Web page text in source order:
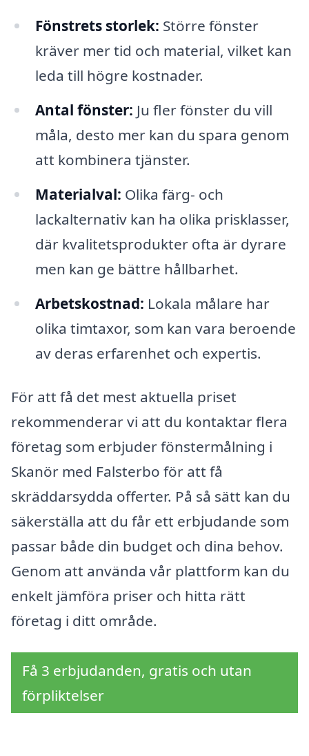
Fönstrets storlek: Större fönster
kräver mer tid och material, vilket kan
leda till högre kostnader.
Antal fönster: Ju fler fönster du vill
måla, desto mer kan du spara genom
att kombinera tjänster.
Materialval: Olika färg- och
lackalternativ kan ha olika prisklasser,
där kvalitetsprodukter ofta är dyrare
men kan ge bättre hållbarhet.
Arbetskostnad: Lokala målare har
olika timtaxor, som kan vara beroende
av deras erfarenhet och expertis.
För att få det mest aktuella priset
rekommenderar vi att du kontaktar flera
företag som erbjuder fönstermålning i
Skanör med Falsterbo för att få
skräddarsydda offerter. På så sätt kan du
säkerställa att du får ett erbjudande som
passar både din budget och dina behov.
Genom att använda vår plattform kan du
enkelt jämföra priser och hitta rätt
företag i ditt område.
Få 3 erbjudanden, gratis och utan
förpliktelser